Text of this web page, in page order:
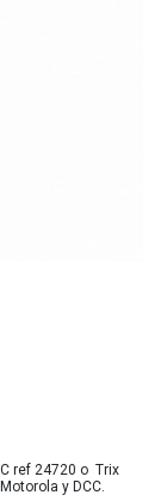
ref 24720 o Trix
y DCC.